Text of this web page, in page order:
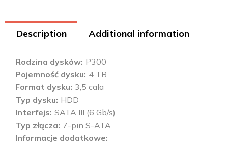
Description Additional information
Rodzina dysków P300
Pojemność dysku 4 TB
Format dysku 3,5 cala
Typ dysku HDD
Interfejs SATA III (6 Gb/s)
Typ złącza 7-pin S-ATA
Informacje dodatkowe